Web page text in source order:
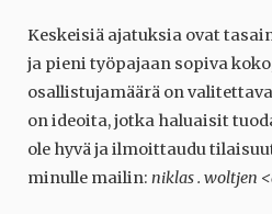
Keskeisiä ajatuksia ovat
ja pieni työpajaan sopiva
osallistujamäärä on
on ideoita, jotka haluaisit
ole hyvä ja ilmoittaudu
minulle mailin: niklas . woltjen